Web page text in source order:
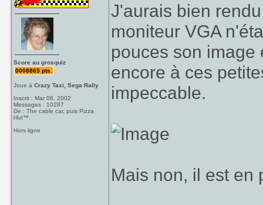
Score au grosquiz
0008865 pts.
Joue àCrazy Taxi, Sega Rally
Inscrit : Mar 08, 2002
Messages : 10287
De : The cable car, puis Pizza
Hut™.
Hors ligne
J'aurais bien
moniteur VGA
pouces son image
encore à ces
impeccable.
Mais non, il est en